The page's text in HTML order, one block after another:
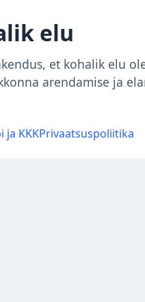
elu
et kohalik elu
arendamise ja
ja KKKPrivaatsuspoliitika